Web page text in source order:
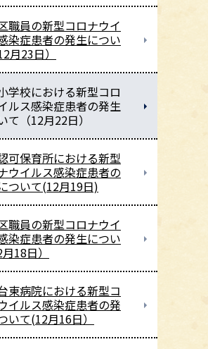
職員の新型コロナウイ
染症患者の発生につい
月23日）
学校における新型コロ
ルス感染症患者の発生
て（12月22日）
可保育所における新型
ウイルス感染症患者の
ついて(12月19日)
職員の新型コロナウイ
染症患者の発生につい
18日）
東病院における新型コ
イルス感染症患者の発
いて(12月16日）